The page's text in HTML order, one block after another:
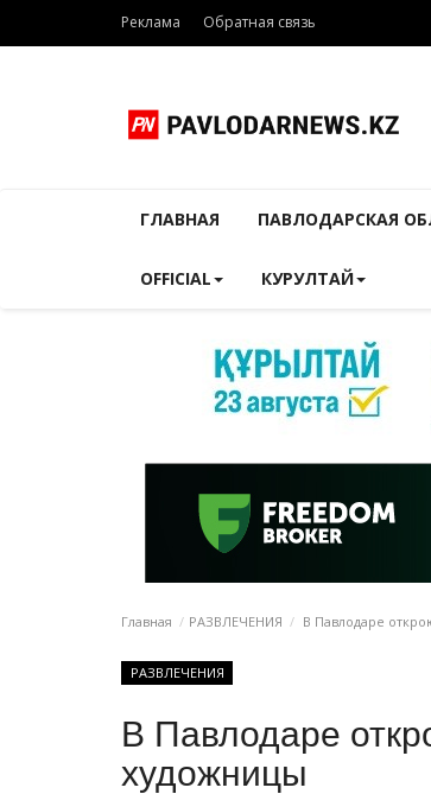
Реклама Обратная связь
ГЛАВНАЯ ПАВЛОДАРСКАЯ
OFFICIAL КУРУЛТАЙ
Главная РАЗВЛЕЧЕНИЯ В Павлодаре
РАЗВЛЕЧЕНИЯ
В Павлодаре
художницы